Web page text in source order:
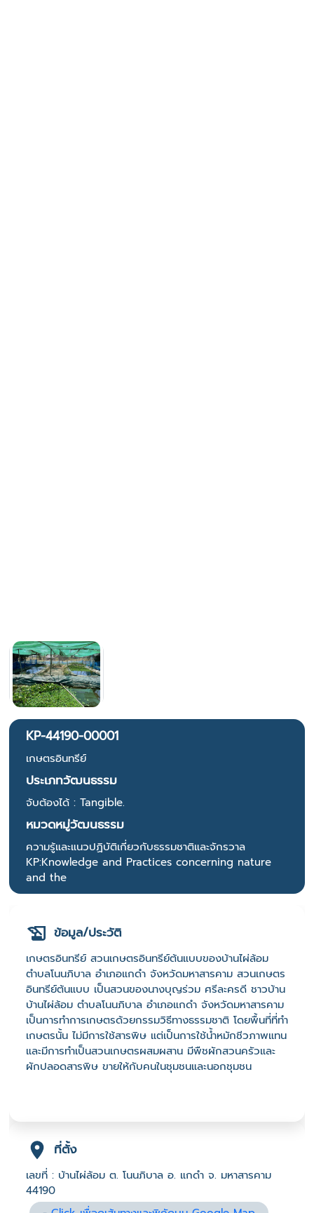
KP-44190-00001
เกษตรอินทรีย์
ประเภทวัฒนธรรม
จับต้องได้ : Tangible.
หมวดหมู่วัฒนธรรม
ความรู้และแนวปฏิบัติเกี่ยวกับธรรมชาติและจักรวาล
KP:Knowledge and Practices concerning nature
and the
ข้อมูล/ประวัติ
เกษตรอินทรีย์ สวนเกษตรอินทรีย์ต้นแบบของบ้านไผ่ล้อม
ตำบลโนนภิบาล อำเภอแกดำ จังหวัดมหาสารคาม สวนเกษตร
อินทรีย์ต้นแบบ เป็นสวนของนางบุญร่วม ศรีละครดี ชาวบ้าน
บ้านไผ่ล้อม ตำบลโนนภิบาล อำเภอแกดำ จังหวัดมหาสารคาม
เป็นการทำการเกษตรด้วยกรรมวิธีทางธรรมชาติ โดยพื้นที่ที่ทำ
เกษตรนั้น ไม่มีการใช้สารพิษ แต่เป็นการใช้น้ำหมักชีวภาพแทน
และมีการทำเป็นสวนเกษตรผสมผสาน มีพืชผักสวนครัวและ
ผักปลอดสารพิษ ขายให้กับคนในชุมชนและนอกชุมชน
ที่ตั้ง
เลขที่ : บ้านไผ่ล้อม ต. โนนภิบาล อ. แกดำ จ. มหาสารคาม
44190